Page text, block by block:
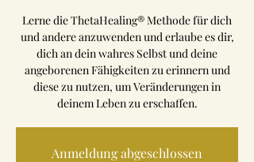
Lerne die ThetaHealing® Methode für dich
und andere anzuwenden und erlaube es dir,
dich an dein wahres Selbst und deine
angeborenen Fähigkeiten zu erinnern und
diese zu nutzen, um Veränderungen in
deinem Leben zu erschaffen.
Anmeldung abgeschlossen